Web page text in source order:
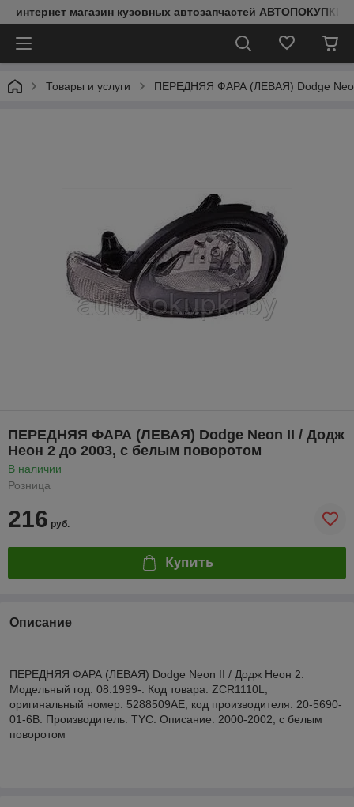
интернет магазин кузовных автозапчастей АВТОПОКУПКИ
Товары и услуги ПЕРЕДНЯЯ ФАРА (ЛЕВАЯ) Dodge
ПЕРЕДНЯЯ ФАРА (ЛЕВАЯ) Dodge Neon II / Додж
Неон 2 до 2003, с белым поворотом
В наличии
Розница
216 руб.
Купить
Описание
ПЕРЕДНЯЯ ФАРА (ЛЕВАЯ) Dodge Neon II / Додж Неон 2.
Модельный год: 08.1999-. Код товара: ZCR1110L,
оригинальный номер: 5288509AE, код производителя: 20-5690-
01-6B. Производитель: TYC. Описание: 2000-2002, с белым
поворотом